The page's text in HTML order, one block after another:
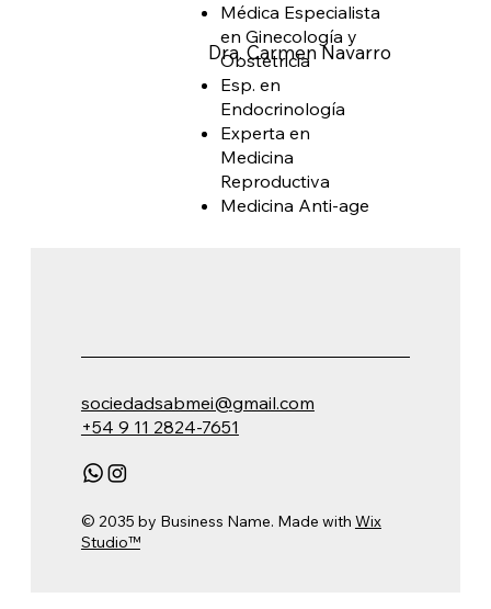
Dra. Carmen Navarro
Médica Especialista
en Ginecología y
Obstetricia
Esp. en
Endocrinología
Experta en
Medicina
Reproductiva
Medicina Anti-age
sociedadsabmei@gmail.com
+54 9 11 2824-7651
© 2035 by Business Name. Made with Wix
Studio™